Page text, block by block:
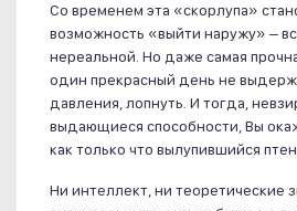
Со временем эта «скорлупа»
возможность «выйти наружу» –
нереальной. Но даже самая
один прекрасный день не
давления, лопнуть. И тогда,
выдающиеся способности, Вы
как только что вылупившийся
Ни интеллект, ни теоретические